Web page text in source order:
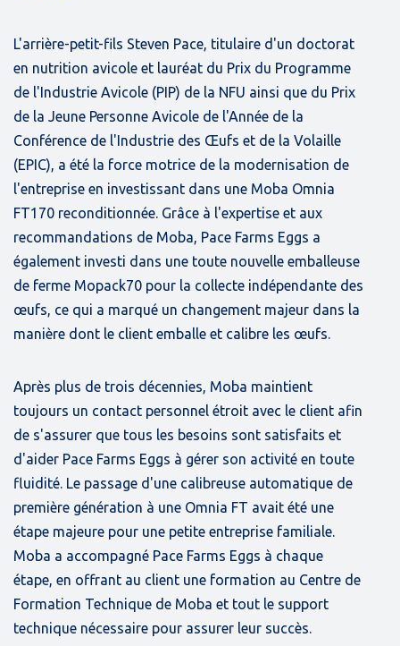
L'arrière-petit-fils Steven Pace, titulaire d'un doctorat
en nutrition avicole et lauréat du Prix du Programme
de l'Industrie Avicole (PIP) de la NFU ainsi que du Prix
de la Jeune Personne Avicole de l'Année de la
Conférence de l'Industrie des Œufs et de la Volaille
(EPIC), a été la force motrice de la modernisation de
l'entreprise en investissant dans une Moba Omnia
FT170 reconditionnée. Grâce à l'expertise et aux
recommandations de Moba, Pace Farms Eggs a
également investi dans une toute nouvelle emballeuse
de ferme Mopack70 pour la collecte indépendante des
œufs, ce qui a marqué un changement majeur dans la
manière dont le client emballe et calibre les œufs.
Après plus de trois décennies, Moba maintient
toujours un contact personnel étroit avec le client afin
de s'assurer que tous les besoins sont satisfaits et
d'aider Pace Farms Eggs à gérer son activité en toute
fluidité. Le passage d'une calibreuse automatique de
première génération à une Omnia FT avait été une
étape majeure pour une petite entreprise familiale.
Moba a accompagné Pace Farms Eggs à chaque
étape, en offrant au client une formation au Centre de
Formation Technique de Moba et tout le support
technique nécessaire pour assurer leur succès.